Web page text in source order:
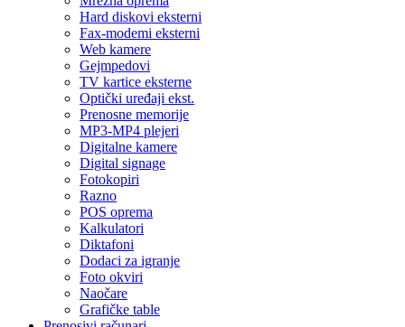
Hard diskovi eksterni
Fax-modemi eksterni
Web kamere
Gejmpedovi
TV kartice eksterne
Optički uređaji ekst.
Prenosne memorije
MP3-MP4 plejeri
Digitalne kamere
Digital signage
Fotokopiri
Razno
POS oprema
Kalkulatori
Diktafoni
Dodaci za igranje
Foto okviri
Naočare
Grafičke table